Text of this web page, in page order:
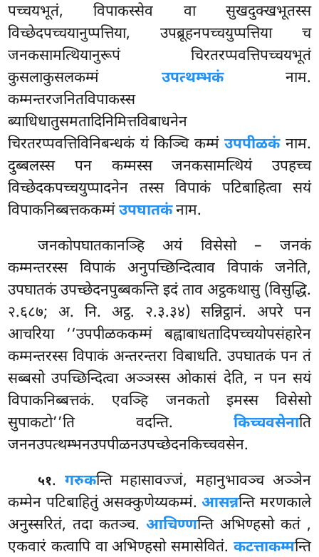
पच्चयभूतं, विपाकस्सेव वा सुखदुक्खभूतस्स
विच्छेदपच्चयानुप्पत्तिया, उपब्रूहनपच्चयुप्पत्तिया च
जनकसामत्थियानुरूपं चिरतरप्पवत्तिपच्चयभूतं
कुसलाकुसलकम्मं उपत्थम्भकंनाम.
कम्मन्तरजनितविपाकस्स
ब्याधिधातुसमतादिनिमित्तविबाधनेन
चिरतरप्पवत्तिविनिबन्धकं यं किञ्चि कम्मंउपपीळकंनाम.
दुब्बलस्स पन कम्मस्स जनकसामत्थियं उपहच्च
विच्छेदकपच्चयुप्पादनेन तस्स विपाकं पटिबाहित्वा सयं
विपाकनिब्बत्तककम्मंउपघातकंनाम.
जनकोपघातकानञ्हि अयं विसेसो – जनकं
कम्मन्तरस्स विपाकं अनुपच्छिन्दित्वाव विपाकं जनेति,
उपघातकं उपच्छेदनपुब्बकन्ति इदं ताव अट्ठकथासु (विसुद्धि.
२.६८७; अ. नि. अट्ठ. २.३.३४) सन्निट्ठानं. अपरे पन
आचरिया ‘‘उपपीळककम्मं बह्वाबाधतादिपच्चयोपसंहारेन
कम्मन्तरस्स विपाकं अन्तरन्तरा विबाधति. उपघातकं पन तं
सब्बसो उपच्छिन्दित्वा अञ्ञस्स ओकासं देति, न पन सयं
विपाकनिब्बत्तकं. एवञ्हि जनकतो इमस्स विसेसो
सुपाकटो’’ति वदन्ति. किच्चवसेनाति
जननउपत्थम्भनउपपीळनउपच्छेदनकिच्चवसेन.
५१. गरुकन्ति महासावज्जं, महानुभावञ्च अञ्ञेन
कम्मेन पटिबाहितुं असक्कुणेय्यकम्मं.आसन्नन्ति मरणकाले
अनुस्सरितं, तदा कतञ्च. आचिण्णन्ति अभिण्हसो कतं ,
एकवारं कत्वापि वा अभिण्हसो समासेवितं. कटत्ताकम्मन्ति